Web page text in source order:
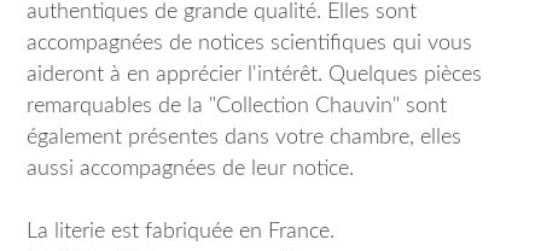
authentiques de grande qualité. Elles sont
accompagnées de notices scientifiques qui vous
aideront à en apprécier l'intérêt. Quelques pièces
remarquables de la "Collection Chauvin" sont
également présentes dans votre chambre, elles
aussi accompagnées de leur notice.
La literie est fabriquée en France.